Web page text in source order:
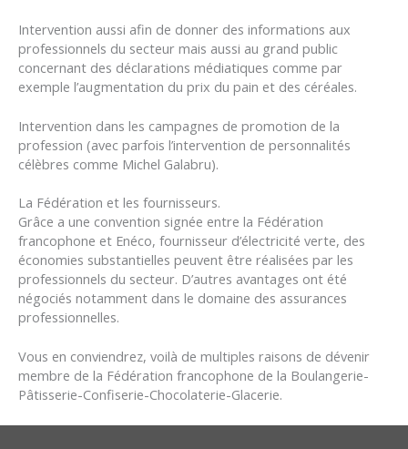
Intervention aussi afin de donner des informations aux
professionnels du secteur mais aussi au grand public
concernant des déclarations médiatiques comme par
exemple l’augmentation du prix du pain et des céréales.
Intervention dans les campagnes de promotion de la
profession (avec parfois l’intervention de personnalités
célèbres comme Michel Galabru).
La Fédération et les fournisseurs.
Grâce a une convention signée entre la Fédération
francophone et Enéco, fournisseur d’électricité verte, des
économies substantielles peuvent être réalisées par les
professionnels du secteur. D’autres avantages ont été
négociés notamment dans le domaine des assurances
professionnelles.
Vous en conviendrez, voilà de multiples raisons de dévenir
membre de la Fédération francophone de la Boulangerie-
Pâtisserie-Confiserie-Chocolaterie-Glacerie.